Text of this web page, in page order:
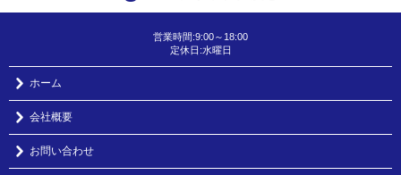
営業時間:9:00～18:00
定休日:水曜日
ホーム
会社概要
お問い合わせ